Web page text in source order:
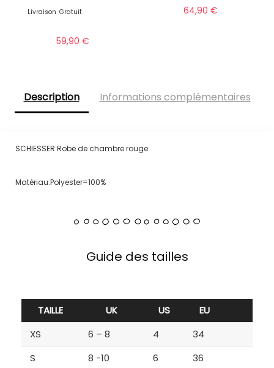
Livraison Gratuit
59,90€
64,90€
Description Informations complémentaires
SCHIESSER Robe de chambre rouge
Matériau:Polyester=100%
Guide des tailles
TAILLE UK US
EU
XS
6 – 8 4
34
S
8 -10 6
36